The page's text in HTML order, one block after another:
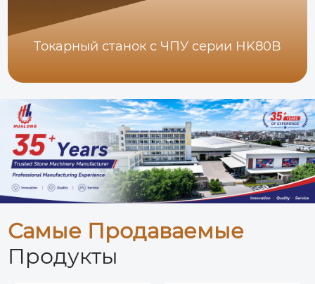
Токарный станок с ЧПУ серии HK80B
Самые Продаваемые
Продукты